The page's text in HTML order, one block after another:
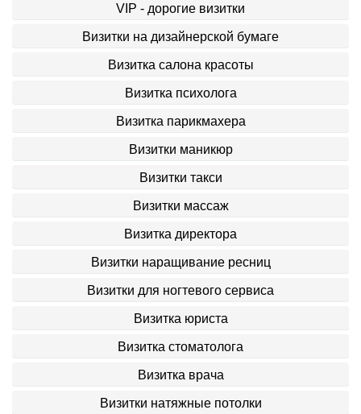
VIP - дорогие визитки
Визитки на дизайнерской бумаге
Визитка салона красоты
Визитка психолога
Визитка парикмахера
Визитки маникюр
Визитки такси
Визитки массаж
Визитка директора
Визитки наращивание ресниц
Визитки для ногтевого сервиса
Визитка юриста
Визитка стоматолога
Визитка врача
Визитки натяжные потолки